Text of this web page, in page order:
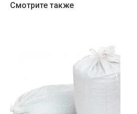
Смотрите также